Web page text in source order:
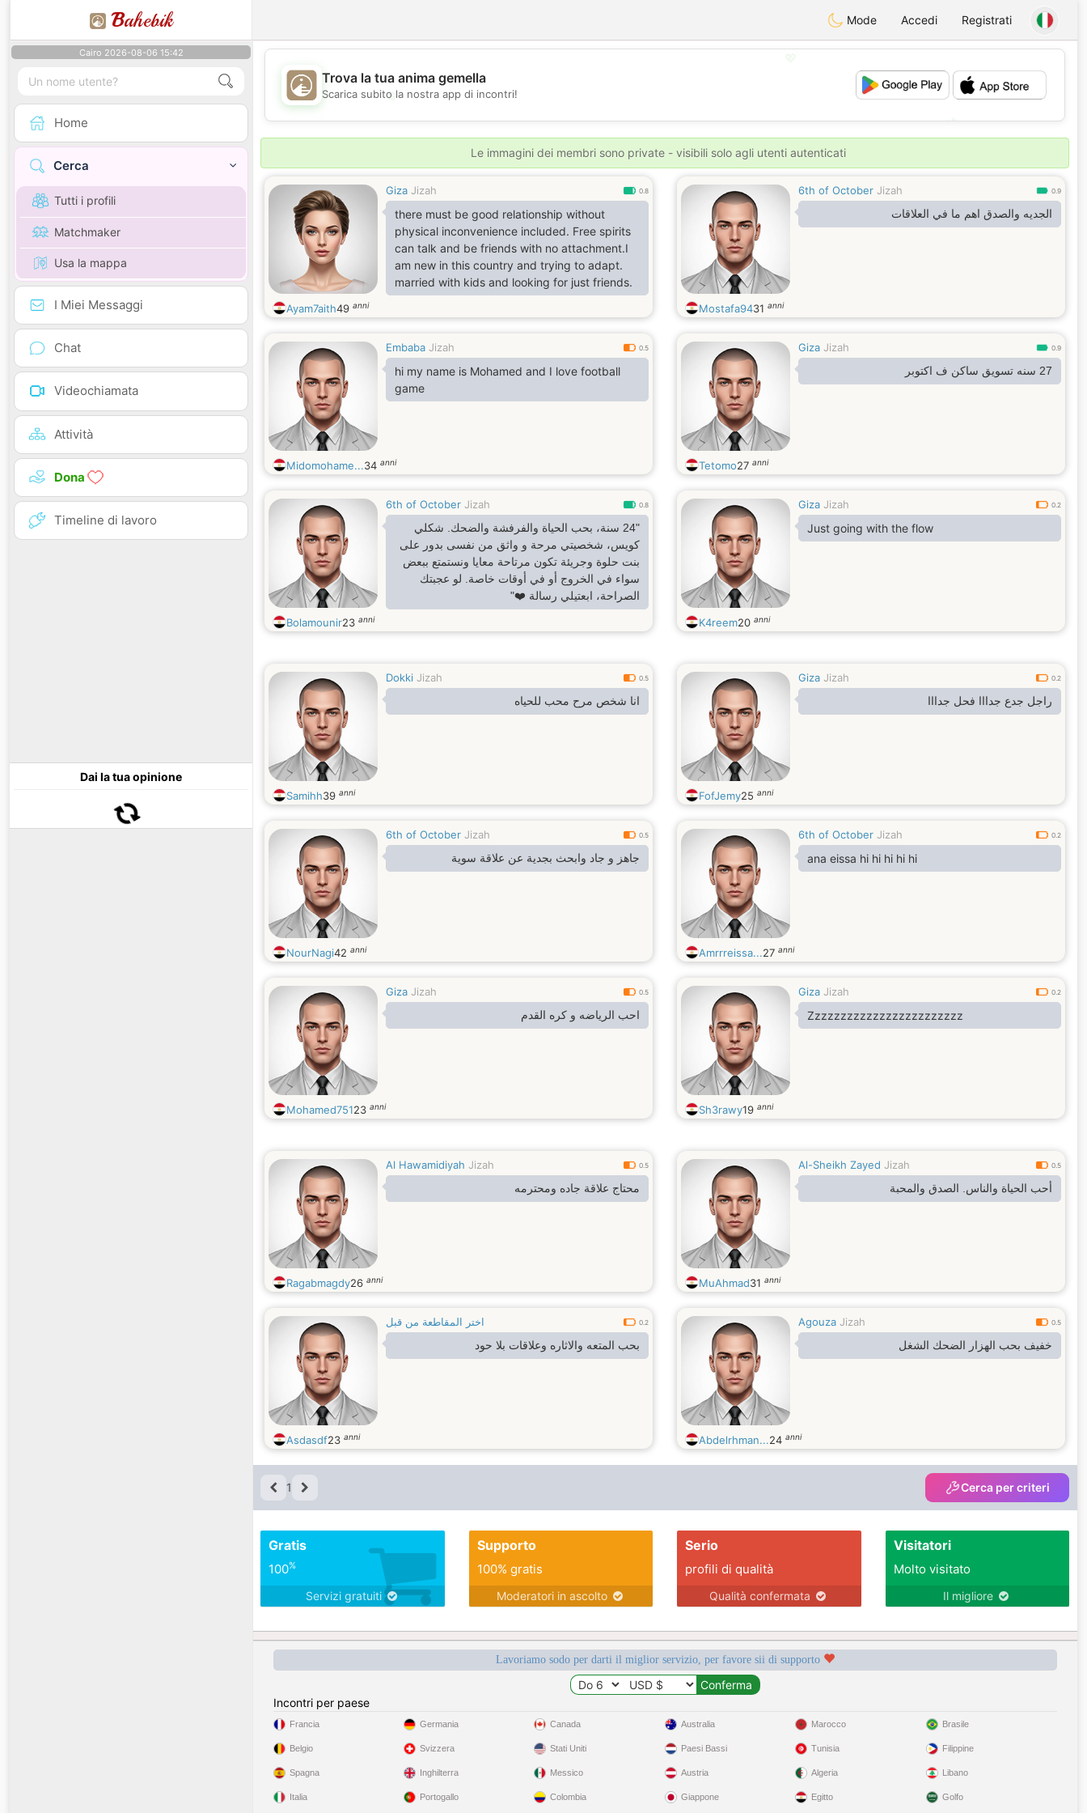
Bahebik Mode Accedi Registrati
Cairo 2026-08-06 15:42
Home
Cerca
Tutti i profili
Matchmaker
Usa la mappa
I Miei Messaggi
Chat
Videochiamata
Attività
Dona
Timeline di lavoro
Dai la tua opinione
💖
💕
Trova la tua anima gemella
Scarica subito la nostra app di incontri!
Le immagini dei membri sono private - visibili solo agli utenti autenticati
Giza Jizah 0.8
there must be good relationship without
physical inconvenience included. Free spirits
can talk and be friends with no attachment.I
am new in this country and trying to adapt.
married with kids and looking for just friends.
Ayam7aith49 anni
6th of October Jizah 0.9
الجديه والصدق اهم ما في العلاقات
Mostafa9431 anni
Embaba Jizah 0.5
hi my name is Mohamed and I love football
game
Midomohame...34 anni
Giza Jizah 0.9
27 سنه تسويق ساكن ف اكتوبر
Tetomo27 anni
6th of October Jizah 0.8
"24 سنة، بحب الحياة والفرفشة والضحك. شكلي
كويس، شخصيتي مرحة و واثق من نفسى بدور على
بنت حلوة وجريئة تكون مرتاحة معايا ونستمتع ببعض
سواء في الخروج أو في أوقات خاصة. لو عجبتك
الصراحة، ابعتيلي رسالة ❤️"
Bolamounir23 anni
Giza Jizah 0.2
Just going with the flow
K4reem20 anni
Dokki Jizah 0.5
انا شخص مرح محب للحياه
Samihh39 anni
Giza Jizah 0.2
راجل جدع جدااا فحل جدااا
FofJemy25 anni
6th of October Jizah 0.5
جاهز و جاد وابحث بجدية عن علاقة سوية
NourNagi42 anni
6th of October Jizah 0.2
ana eissa hi hi hi hi hi
Amrrreissa...27 anni
Giza Jizah 0.5
احب الرياضه و كره القدم
Mohamed75123 anni
Giza Jizah 0.2
Zzzzzzzzzzzzzzzzzzzzzzzz
Sh3rawy19 anni
Al Hawamidiyah Jizah 0.5
محتاج علاقة جاده ومحترمه
Ragabmagdy26 anni
Al-Sheikh Zayed Jizah 0.5
أحب الحياة والناس. الصدق والمحبة
MuAhmad31 anni
اختر المقاطعة من قبل 0.2
بحب المتعه والاثاره وعلاقات بلا حود
Asdasdf23 anni
Agouza Jizah 0.5
خفيف بحب الهزار الضحك الشغل
Abdelrhman...24 anni
1 Cerca per criteri
Gratis
100%
Servizi gratuiti
Supporto
100% gratis
Moderatori in ascolto
Serio
profili di qualità
Qualità confermata
Visitatori
Molto visitato
Il migliore
Lavoriamo sodo per darti il miglior servizio, per favore sii di supporto
Incontri per paese
Francia
Belgio
Spagna
Italia
Germania
Svizzera
Inghilterra
Portogallo
Canada
Stati Uniti
Messico
Colombia
Australia
Paesi Bassi
Austria
Giappone
Marocco
Tunisia
Algeria
Egitto
Brasile
Filippine
Libano
Golfo